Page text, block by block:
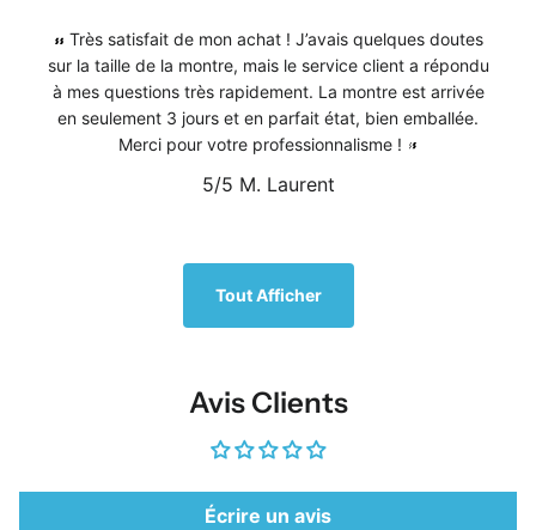
Très satisfait de mon achat ! J’avais quelques doutes
sur la taille de la montre, mais le service client a répondu
à mes questions très rapidement. La montre est arrivée
en seulement 3 jours et en parfait état, bien emballée.
Merci pour votre professionnalisme !
5/5 M. Laurent
Tout Afficher
Avis Clients
Écrire un avis